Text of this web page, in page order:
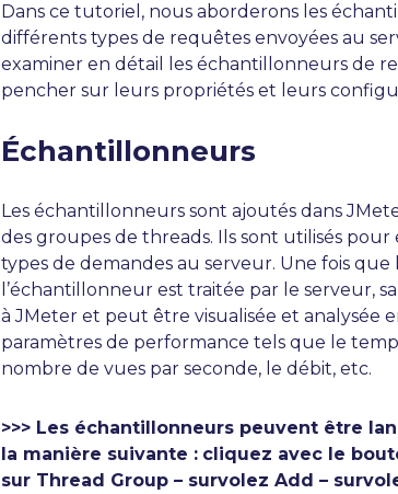
Dans ce tutoriel, nous aborderons les
différents types de requêtes envoyées au
examiner en détail les échantillonneurs de
pencher sur leurs propriétés et leurs
Échantillonneurs
Les échantillonneurs sont ajoutés dans
des groupes de threads. Ils sont utilisés
types de demandes au serveur. Une fois
l’échantillonneur est traitée par le serveur,
à JMeter et peut être visualisée et analysée
paramètres de performance tels que le
nombre de vues par seconde, le débit, etc.
>>> Les échantillonneurs peuvent être
la manière suivante : cliquez avec le
sur Thread Group – survolez Add –